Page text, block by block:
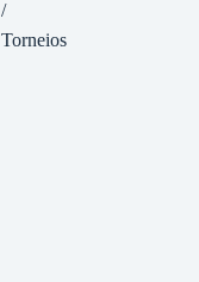
Torneios